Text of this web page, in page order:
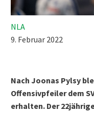
NLA
9. Februar 2022
Nach Joonas Pylsy
Offensivpfeiler dem
erhalten. Der